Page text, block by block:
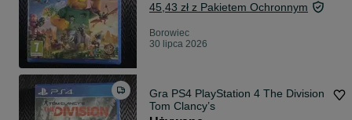
45,43 zł z Pakietem Ochronnym
Borowiec
30 lipca 2026
Gra PS4 PlayStation 4 The Division
Tom Clancy’s